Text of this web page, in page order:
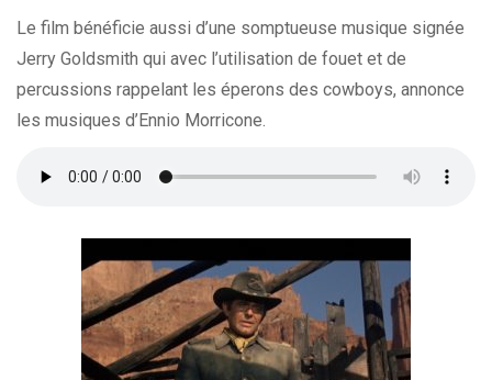
Le film bénéficie aussi d’une somptueuse musique signée
Jerry Goldsmith qui avec l’utilisation de fouet et de
percussions rappelant les éperons des cowboys, annonce
les musiques d’ Ennio Morricone.